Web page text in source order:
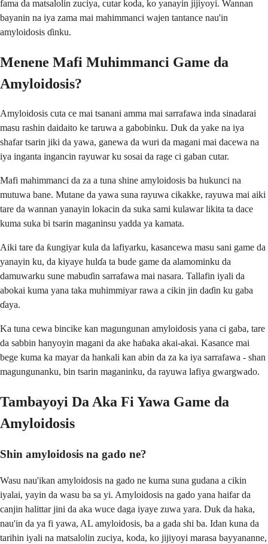
fama da matsalolin zuciya, cutar koda, ko yanayin jijiyoyi. Wannan
bayanin na iya zama mai mahimmanci wajen tantance nau'in
amyloidosis ɗinku.
Menene Mafi Muhimmanci Game da
Amyloidosis?
Amyloidosis cuta ce mai tsanani amma mai sarrafawa inda sinadarai
masu rashin daidaito ke taruwa a gabobinku. Duk da yake na iya
shafar tsarin jiki da yawa, ganewa da wuri da magani mai dacewa na
iya inganta ingancin rayuwar ku sosai da rage ci gaban cutar.
Mafi mahimmanci da za a tuna shine amyloidosis ba hukunci na
mutuwa bane. Mutane da yawa suna rayuwa cikakke, rayuwa mai aiki
tare da wannan yanayin lokacin da suka sami kulawar likita ta dace
kuma suka bi tsarin maganinsu yadda ya kamata.
Aiki tare da ƙungiyar kula da lafiyarku, kasancewa masu sani game da
yanayin ku, da kiyaye hulɗa ta bude game da alamominku da
damuwarku sune mabuɗin sarrafawa mai nasara. Tallafin iyali da
abokai kuma yana taka muhimmiyar rawa a cikin jin daɗin ku gaba
ɗaya.
Ka tuna cewa bincike kan magungunan amyloidosis yana ci gaba, tare
da sabbin hanyoyin magani da ake haɓaka akai-akai. Kasance mai
bege kuma ka mayar da hankali kan abin da za ka iya sarrafawa - shan
magungunanku, bin tsarin maganinku, da rayuwa lafiya gwargwado.
Tambayoyi Da Aka Fi Yawa Game da
Amyloidosis
Shin amyloidosis na gado ne?
Wasu nau'ikan amyloidosis na gado ne kuma suna gudana a cikin
iyalai, yayin da wasu ba sa yi. Amyloidosis na gado yana haifar da
canjin halittar jini da aka wuce daga iyaye zuwa yara. Duk da haka,
nau'in da ya fi yawa, AL amyloidosis, ba a gada shi ba. Idan kuna da
tarihin iyali na matsalolin zuciya, koda, ko jijiyoyi marasa bayyananne,